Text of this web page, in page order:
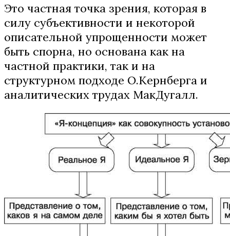
Это частная точка зрения, которая в
силу субъективности и некоторой
описательной упрощенности может
быть спорна, но основана как на
частной практики, так и на
структурном подходе О.Кернберга и
аналитических трудах МакДугалл.